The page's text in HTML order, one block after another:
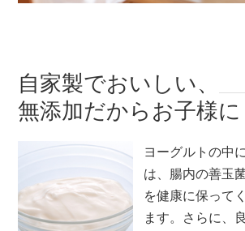
自家製でおいしい、
無添加だからお子様
ヨーグルトの中
は、腸内の善玉
を健康に保って
ます。さらに、